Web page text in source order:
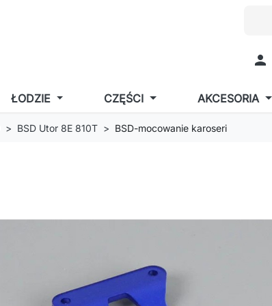

ŁODZIE CZĘŚCI AKCESORIA
BSD Utor 8E 810T BSD-mocowanie karoseri